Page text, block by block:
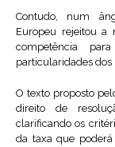
Contudo, num
Europeu rejeitou a
competência
particularidades dos
O texto proposto
direito de
clarificando os
da taxa que